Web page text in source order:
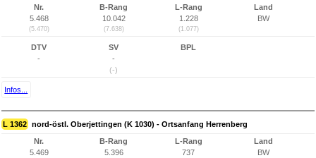
Nr.
5.468
(5.470)
B-Rang
10.042
(7.638)
L-Rang
1.228
(1.077)
Land
BW
DTV
-
SV
-
(-)
BPL
Infos...
L 1362 nord-östl. Oberjettingen (K 1030) - Ortsanfang Herrenberg
Nr.
5.469
B-Rang
5.396
L-Rang
737
Land
BW